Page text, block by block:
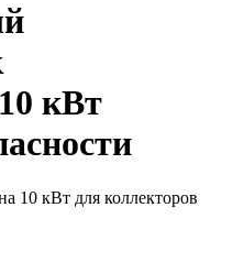
кВт
10 кВт для коллекторов